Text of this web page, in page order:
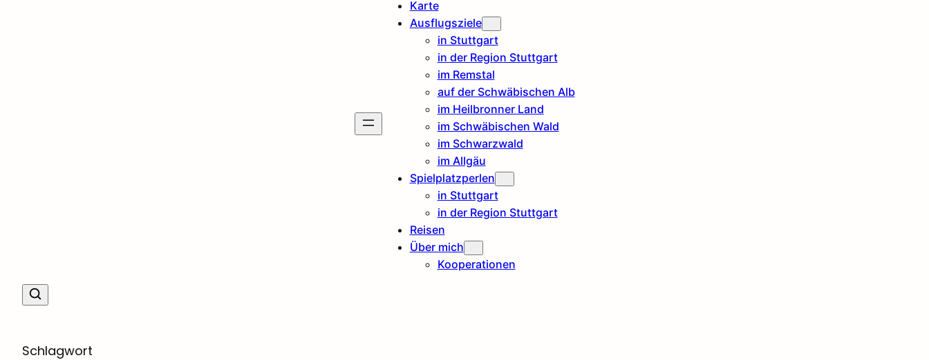
Karte
Ausflugsziele
in Stuttgart
in der Region Stuttgart
im Remstal
auf der Schwäbischen Alb
im Heilbronner Land
im Schwäbischen Wald
im Schwarzwald
im Allgäu
Spielplatzperlen
in Stuttgart
in der Region Stuttgart
Reisen
Über mich
Kooperationen
Schlagwort